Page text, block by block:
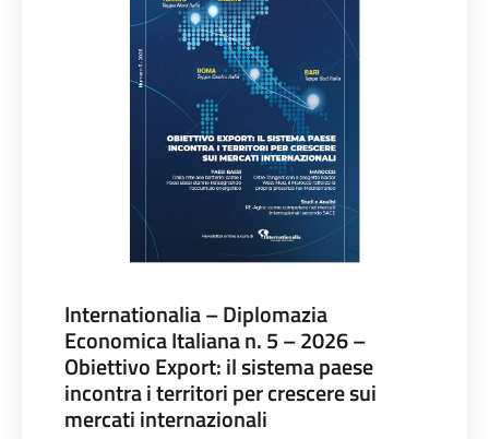
Internationalia – Diplomazia
Economica Italiana n. 5 – 2026 –
Obiettivo Export: il sistema paese
incontra i territori per crescere sui
mercati internazionali